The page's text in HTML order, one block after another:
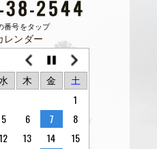
番号をタップ
レンダー
木 金 土
1
5 6 7
8
12 13 14
15